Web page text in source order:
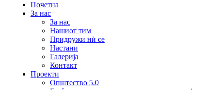
Почетна
За нас
За нас
Нашиот тим
Придружи нѝ се
Настани
Галерија
Контакт
Проекти
Општество 5.0